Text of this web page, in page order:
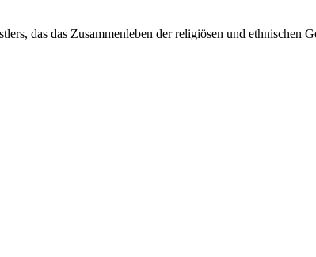
das das Zusammenleben der religiösen und ethnischen